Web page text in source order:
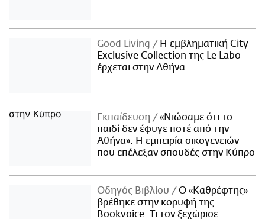
Good Living
Η εμβληματική City
Exclusive Collection της Le Labo
έρχεται στην Αθήνα
Εκπαίδευση
«Νιώσαμε ότι το
παιδί δεν έφυγε ποτέ από την
Αθήνα»: Η εμπειρία οικογενειών
που επέλεξαν σπουδές στην Κύπρο
Οδηγός Βιβλίου
Ο «Καθρέφτης»
βρέθηκε στην κορυφή της
Bookvoice. Τι τον ξεχώρισε